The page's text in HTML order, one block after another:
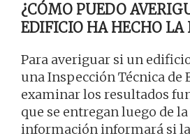
¿CÓMO PUEDO
EDIFICIO HA HECHO LA
Para averiguar si un
una Inspección Técnica de
examinar los resultados
que se entregan luego de
información informará si